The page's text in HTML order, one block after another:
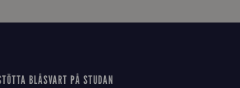
BLÅSVART PÅ STUDAN